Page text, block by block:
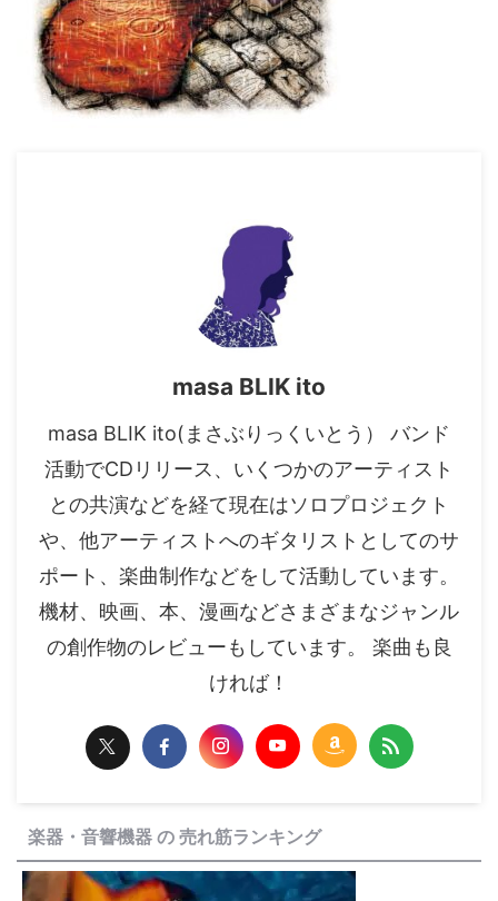
masa BLIK ito
masa BLIK ito(まさぶりっくいとう） バンド
活動でCDリリース、いくつかのアーティスト
との共演などを経て現在はソロプロジェクト
や、他アーティストへのギタリストとしてのサ
ポート、楽曲制作などをして活動しています。
機材、映画、本、漫画などさまざまなジャンル
の創作物のレビューもしています。 楽曲も良
ければ！
楽器・音響機器 の 売れ筋ランキング